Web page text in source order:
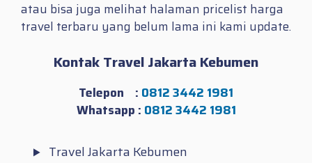
atau bisa juga melihat halaman pricelist harga
travel terbaru yang belum lama ini kami update.
Kontak Travel Jakarta Kebumen
Telepon : 0812 3442 1981
Whatsapp : 0812 3442 1981
Travel Jakarta Kebumen